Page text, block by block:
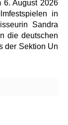
6. August 2026
in
Sandra
die deutschen
der Sektion Un